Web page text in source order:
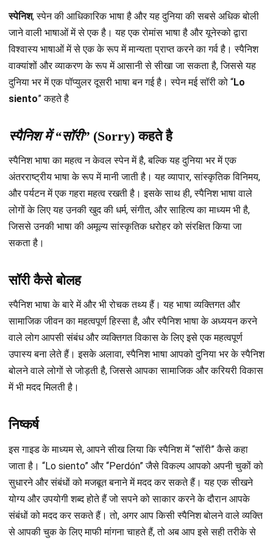
स्पेनिश, स्पेन की आधिकारिक भाषा है और यह दुनिया की सबसे अधिक बोली
जाने वाली भाषाओं में से एक है। यह एक रोमांस भाषा है और यूनेस्को द्वारा
विश्वास्य भाषाओं में से एक के रूप में मान्यता प्राप्त करने का गर्व है। स्पैनिश
वाक्यांशों और व्याकरण के रूप में आसानी से सीखा जा सकता है, जिससे यह
दुनिया भर में एक पॉप्युलर दूसरी भाषा बन गई है। स्पेन मई सॉरी को “Lo
siento” कहते है
स्पैनिश में “सॉरी” (Sorry) कहते है
स्पैनिश भाषा का महत्व न केवल स्पेन में है, बल्कि यह दुनिया भर में एक
अंतरराष्ट्रीय भाषा के रूप में मानी जाती है। यह व्यापार, सांस्कृतिक विनिमय,
और पर्यटन में एक गहरा महत्व रखती है। इसके साथ ही, स्पैनिश भाषा वाले
लोगों के लिए यह उनकी खुद की धर्म, संगीत, और साहित्य का माध्यम भी है,
जिससे उनकी भाषा की अमूल्य सांस्कृतिक धरोहर को संरक्षित किया जा
सकता है।
सॉरी कैसे बोलह
स्पैनिश भाषा के बारे में और भी रोचक तथ्य हैं। यह भाषा व्यक्तिगत और
सामाजिक जीवन का महत्वपूर्ण हिस्सा है, और स्पैनिश भाषा के अध्ययन करने
वाले लोग आपसी संबंध और व्यक्तिगत विकास के लिए इसे एक महत्वपूर्ण
उपास्य बना लेते हैं। इसके अलावा, स्पैनिश भाषा आपको दुनिया भर के स्पैनिश
बोलने वाले लोगों से जोड़ती है, जिससे आपका सामाजिक और करियरी विकास
में भी मदद मिलती है।
निष्कर्ष
इस गाइड के माध्यम से, आपने सीख लिया कि स्पैनिश में “सॉरी” कैसे कहा
जाता है। “Lo siento” और “Perdón” जैसे विकल्प आपको अपनी चुकों को
सुधारने और संबंधों को मजबूत बनाने में मदद कर सकते हैं। यह एक सीखने
योग्य और उपयोगी शब्द होते हैं जो सपने को साकार करने के दौरान आपके
संबंधों को मदद कर सकते हैं। तो, अगर आप किसी स्पैनिश बोलने वाले व्यक्ति
से आपकी चुक के लिए माफी मांगना चाहते हैं, तो अब आप इसे सही तरीके से